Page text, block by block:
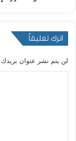
اترك تعليقاً
لن يتم نشر عنوان بريدك